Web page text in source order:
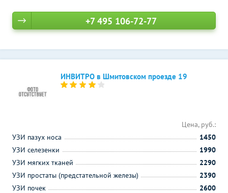
+7 495 106-72-77
ИНВИТРО в Шмитовском проезде 19
Цена, руб.:
УЗИ пазух носа
1450
УЗИ селезенки
1990
УЗИ мягких тканей
2290
УЗИ простаты (предстательной железы)
2390
УЗИ почек
2600